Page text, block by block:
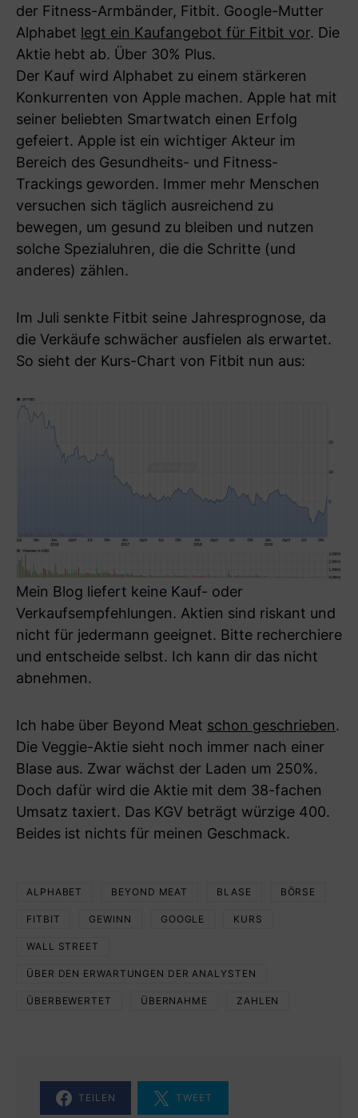
der Fitness-Armbänder, Fitbit. Google-Mutter
Alphabet legt ein Kaufangebot für Fitbit vor. Die
Aktie hebt ab. Über 30% Plus.
Der Kauf wird Alphabet zu einem stärkeren
Konkurrenten von Apple machen. Apple hat mit
seiner beliebten Smartwatch einen Erfolg
gefeiert. Apple ist ein wichtiger Akteur im
Bereich des Gesundheits- und Fitness-
Trackings geworden. Immer mehr Menschen
versuchen sich täglich ausreichend zu
bewegen, um gesund zu bleiben und nutzen
solche Spezialuhren, die die Schritte (und
anderes) zählen.
Im Juli senkte Fitbit seine Jahresprognose, da
die Verkäufe schwächer ausfielen als erwartet.
So sieht der Kurs-Chart von Fitbit nun aus:
Mein Blog liefert keine Kauf- oder
Verkaufsempfehlungen. Aktien sind riskant und
nicht für jedermann geeignet. Bitte recherchiere
und entscheide selbst. Ich kann dir das nicht
abnehmen.
Ich habe über Beyond Meat schon geschrieben.
Die Veggie-Aktie sieht noch immer nach einer
Blase aus. Zwar wächst der Laden um 250%.
Doch dafür wird die Aktie mit dem 38-fachen
Umsatz taxiert. Das KGV beträgt würzige 400.
Beides ist nichts für meinen Geschmack.
ALPHABET BEYOND MEAT BLASE BÖRSE
FITBIT GEWINN GOOGLE KURS
WALL STREET
ÜBER DEN ERWARTUNGEN DER ANALYSTEN
ÜBERBEWERTET ÜBERNAHME ZAHLEN
TEILEN TWEET